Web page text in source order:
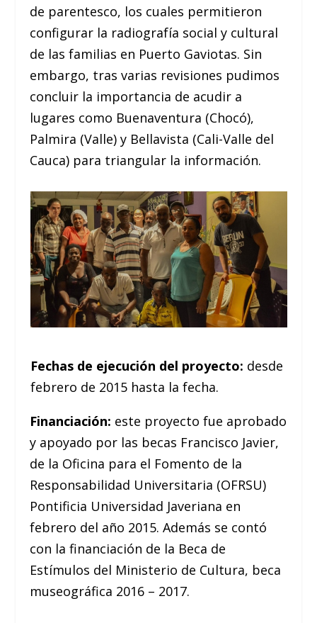
de parentesco, los cuales permitieron
configurar la radiografía social y cultural
de las familias en Puerto Gaviotas. Sin
embargo, tras varias revisiones pudimos
concluir la importancia de acudir a
lugares como Buenaventura (Chocó),
Palmira (Valle) y Bellavista (Cali-Valle del
Cauca) para triangular la información.
Fechas de ejecución del proyecto: desde
febrero de 2015 hasta la fecha.
Financiación: este proyecto fue aprobado
y apoyado por las becas Francisco Javier,
de la Oficina para el Fomento de la
Responsabilidad Universitaria (OFRSU)
Pontificia Universidad Javeriana en
febrero del año 2015. Además se contó
con la financiación de la Beca de
Estímulos del Ministerio de Cultura, beca
museográfica 2016 – 2017.